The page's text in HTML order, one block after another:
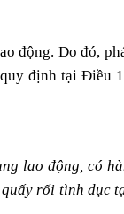
động. Do đó,
quy định tại Điều
lao động, có
rối tình dục